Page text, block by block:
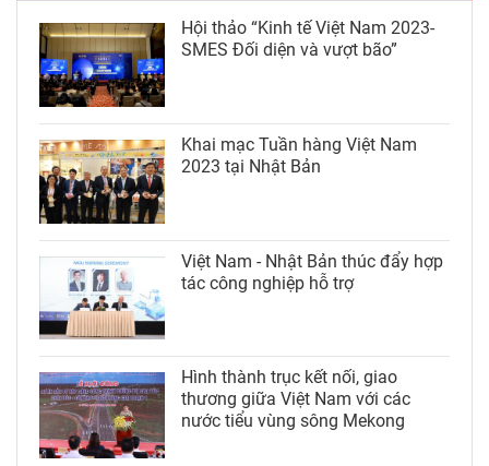
Hội thảo “Kinh tế Việt Nam 2023-
SMES Đối diện và vượt bão”
Khai mạc Tuần hàng Việt Nam
2023 tại Nhật Bản
Việt Nam - Nhật Bản thúc đẩy hợp
tác công nghiệp hỗ trợ
Hình thành trục kết nối, giao
thương giữa Việt Nam với các
nước tiểu vùng sông Mekong